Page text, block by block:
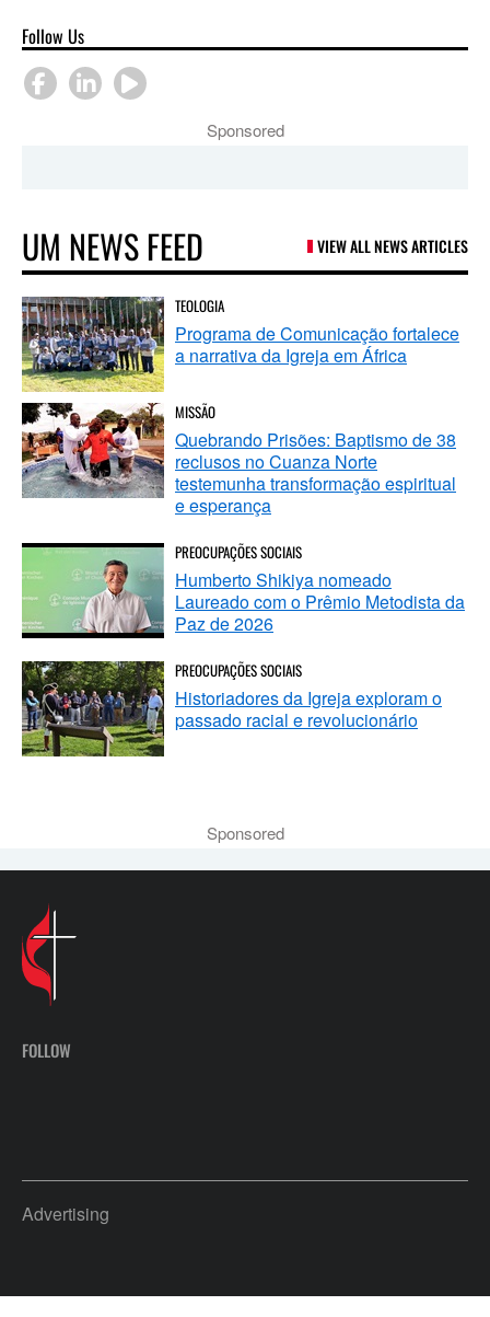
Follow Us
Sponsored
UM NEWS FEED VIEW ALL NEWS ARTICLES
TEOLOGIA
Programa de Comunicação fortalece
a narrativa da Igreja em África
MISSÃO
Quebrando Prisões: Baptismo de 38
reclusos no Cuanza Norte
testemunha transformação espiritual
e esperança
PREOCUPAÇÕES SOCIAIS
Humberto Shikiya nomeado
Laureado com o Prêmio Metodista da
Paz de 2026
PREOCUPAÇÕES SOCIAIS
Historiadores da Igreja exploram o
passado racial e revolucionário
Sponsored
FOLLOW
Advertising